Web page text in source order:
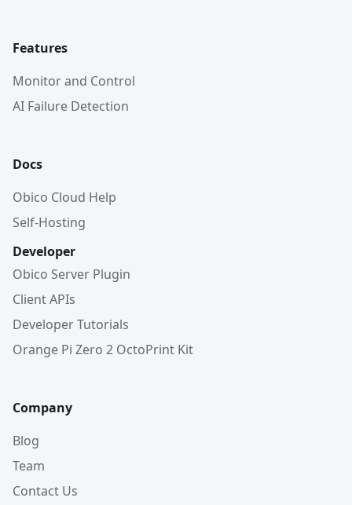
Features
Monitor and Control
AI Failure Detection
Docs
Obico Cloud Help
Self-Hosting
Developer
Obico Server Plugin
Client APIs
Developer Tutorials
Orange Pi Zero 2 OctoPrint Kit
Company
Blog
Team
Contact Us